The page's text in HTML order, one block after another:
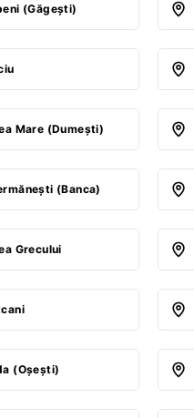
(Găgeşti)
Mare (Dumeşti)
(Banca)
Grecului
(Oşeşti)